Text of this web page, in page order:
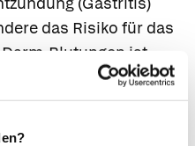
das Risiko für das
Blutungen ist
und der